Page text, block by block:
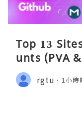
Top 13
unts (PVA
rgtu 1小時